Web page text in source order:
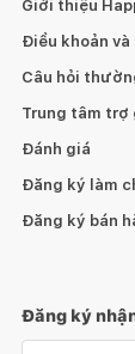
các đồ vật
Bàn làm việc
cung cấp giải
đến từ Đan
thấy nhiều
hàng online
chuyên
sắm. Mua
Giới thiệu
Điều khoản và
Câu hỏi
Trung tâm trợ
Đánh giá
Đăng ký làm
Đăng ký bán
Đăng ký